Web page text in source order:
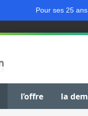
Pour ses 25
l’offre la